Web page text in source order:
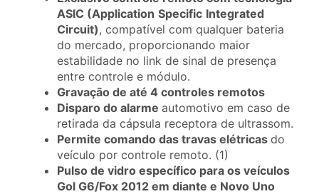
ASIC (Application Specific Integrated
Circuit), compatível com qualquer bateria
do mercado, proporcionando maior
estabilidade no link de sinal de presença
entre controle e módulo.
Gravação de até 4 controles remotos
Disparo do alarme automotivo em caso de
retirada da cápsula receptora de ultrassom.
Permite comando das travas elétricas do
veículo por controle remoto. (1)
Pulso de vidro específico para os veículos
Gol G6/Fox 2012 em diante e Novo Uno